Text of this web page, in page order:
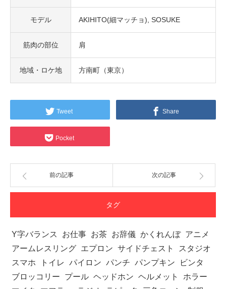
モデル AKIHITO(細マッチョ) SOSUKE
筋肉の部位 肩
地域・ロケ地 方南町（東京）
Tweet Share
Pocket
前の記事 次の記事
タグ
Y字バランス お仕事 お茶 お辞儀 かくれんぼ アニメ
アームレスリング エプロン サイドチェスト
スタジオ
スマホ
トイレ パイロン パンチ パンプキン
ビンタ
ブロッコリー
プール ヘッドホン ヘルメット
ホラー